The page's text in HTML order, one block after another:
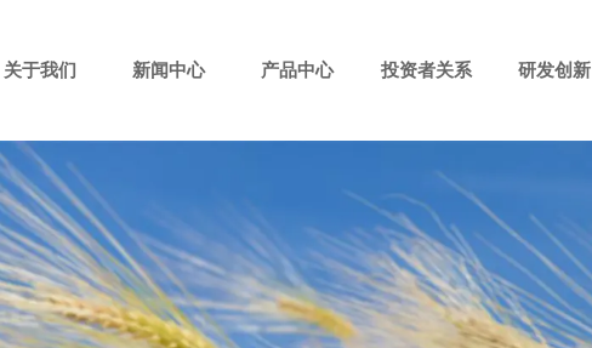
关于我们 新闻中心 产品中心 投资者关系 研发创新